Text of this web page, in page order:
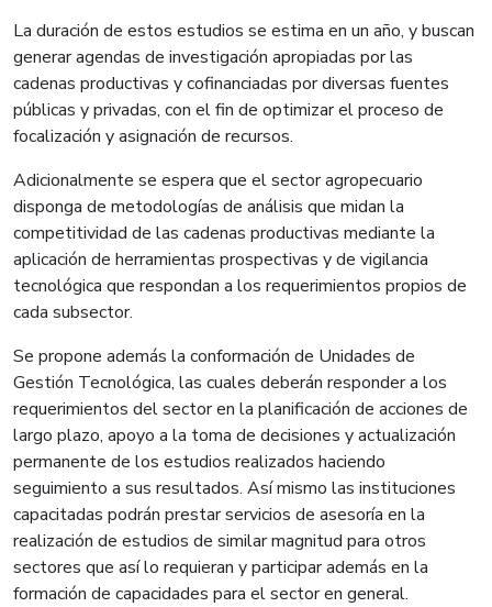
La duración de estos estudios se estima en un año, y buscan
generar agendas de investigación apropiadas por las
cadenas productivas y cofinanciadas por diversas fuentes
públicas y privadas, con el fin de optimizar el proceso de
focalización y asignación de recursos.
Adicionalmente se espera que el sector agropecuario
disponga de metodologías de análisis que midan la
competitividad de las cadenas productivas mediante la
aplicación de herramientas prospectivas y de vigilancia
tecnológica que respondan a los requerimientos propios de
cada subsector.
Se propone además la conformación de Unidades de
Gestión Tecnológica, las cuales deberán responder a los
requerimientos del sector en la planificación de acciones de
largo plazo, apoyo a la toma de decisiones y actualización
permanente de los estudios realizados haciendo
seguimiento a sus resultados. Así mismo las instituciones
capacitadas podrán prestar servicios de asesoría en la
realización de estudios de similar magnitud para otros
sectores que así lo requieran y participar además en la
formación de capacidades para el sector en general.